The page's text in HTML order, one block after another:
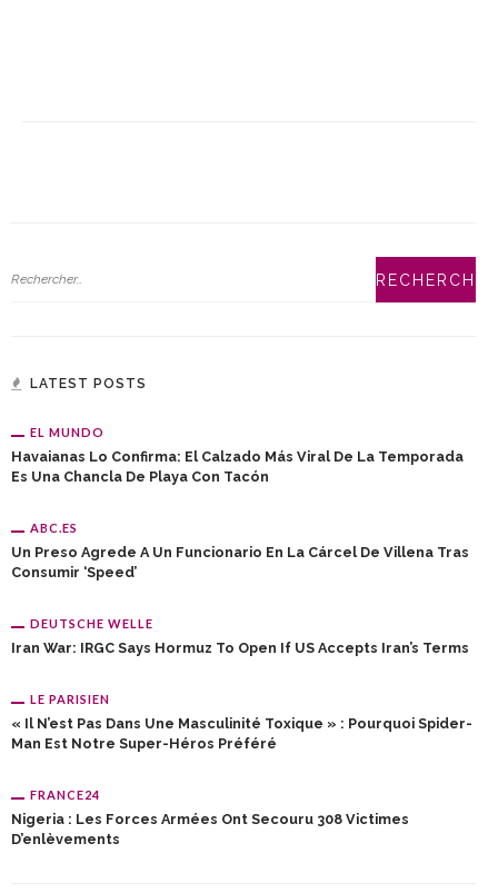
LATEST POSTS
EL MUNDO
Havaianas Lo Confirma: El Calzado Más Viral De La Temporada
Es Una Chancla De Playa Con Tacón
ABC.ES
Un Preso Agrede A Un Funcionario En La Cárcel De Villena Tras
Consumir ‘speed’
DEUTSCHE WELLE
Iran War: IRGC Says Hormuz To Open If US Accepts Iran’s Terms
LE PARISIEN
« Il N’est Pas Dans Une Masculinité Toxique » : Pourquoi Spider-
Man Est Notre Super-Héros Préféré
FRANCE24
Nigeria : Les Forces Armées Ont Secouru 308 Victimes
D’enlèvements